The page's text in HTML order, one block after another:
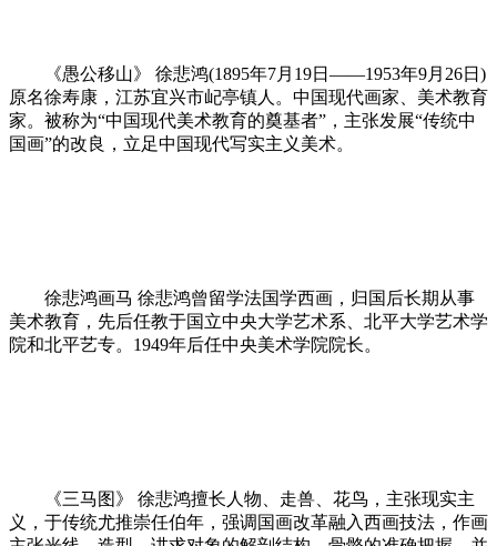
《愚公移山》 徐悲鸿(1895年7月19日——1953年9月26日)
原名徐寿康，江苏宜兴市屺亭镇人。中国现代画家、美术教育
家。被称为“中国现代美术教育的奠基者”，主张发展“传统中
国画”的改良，立足中国现代写实主义美术。
徐悲鸿画马 徐悲鸿曾留学法国学西画，归国后长期从事
美术教育，先后任教于国立中央大学艺术系、北平大学艺术学
院和北平艺专。1949年后任中央美术学院院长。
《三马图》 徐悲鸿擅长人物、走兽、花鸟，主张现实主
义，于传统尤推崇任伯年，强调国画改革融入西画技法，作画